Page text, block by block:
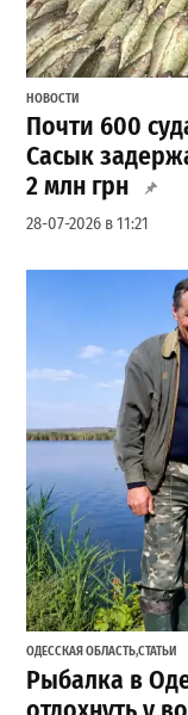
НОВОСТИ
Почти 600
Сасык
2 млн грн
28-07-2026 в 11:21
ОДЕССКАЯ ОБЛАСТЬ,СТАТЬИ
Рыбалка в